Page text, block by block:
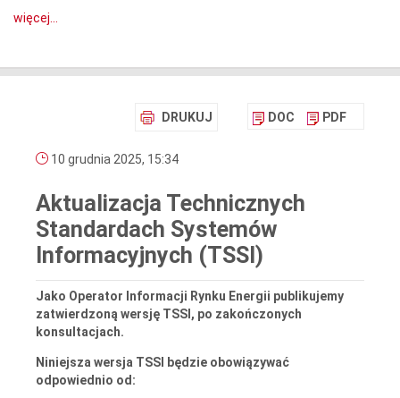
więcej...
DRUKUJ DOC PDF
10 grudnia 2025, 15:34
Aktualizacja Technicznych
Standardach Systemów
Informacyjnych (TSSI)
Jako Operator Informacji Rynku Energii publikujemy
zatwierdzoną wersję TSSI, po zakończonych
konsultacjach.
Niniejsza wersja TSSI będzie obowiązywać
odpowiednio od: